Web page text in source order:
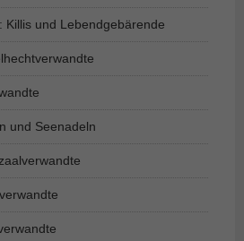
Killis und Lebendgebärende
und Seenadeln